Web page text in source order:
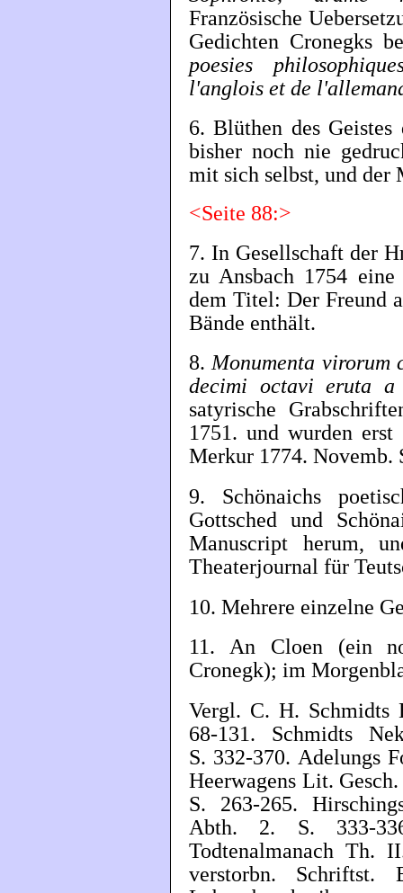
Französische
Gedichten Cronegks
poesies
l'anglois et de
6. Blüthen des
bisher noch nie
mit sich selbst, und der
<Seite 88:>
7. In Gesellschaft der
zu Ansbach 1754
dem Titel: Der Freund
Bände enthält.
8.Monumenta virorum
decimi octavi eruta a
satyrische
1751. und wurden
Merkur 1774. Novemb.
9. Schönaichs
Gottsched und
Manuscript herum,
Theaterjournal für
10. Mehrere einzelne
11. An Cloen (ein
Cronegk); im
Vergl. C. H. Schmidts
68-131. Schmidts
S. 332-370. Adelungs
Heerwagens Lit.
S. 263-265.
Abth. 2. S. 333-
Todtenalmanach Th.
verstorbn.